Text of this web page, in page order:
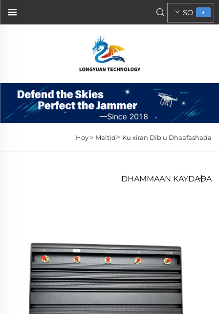
SO
Hoy > Maltid> Ku xiran Dib u Dhaafashada
DHAMMAAN KAYDADA